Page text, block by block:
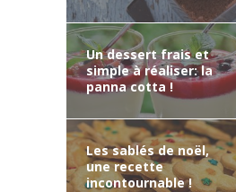
Un dessert frais et
simple à réaliser: la
panna cotta !
Les sablés de noël,
une recette
incontournable !